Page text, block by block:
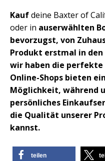
Kaufdeine Baxter of
oder in auserwählten
bevorzugst, von
Produkt erstmal in
wir haben die perfekte
Online-Shops bieten
Möglichkeit, während
persönliches
die Qualität unserer
kannst.
teilen